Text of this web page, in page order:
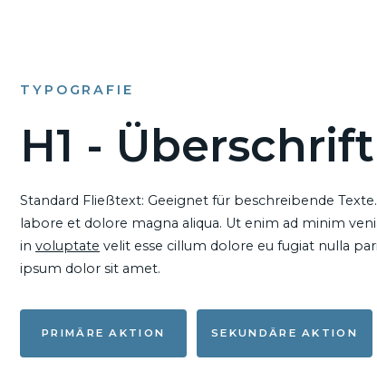
TYPOGRAFIE
H1 - Überschrift
Standard Fließtext: Geeignet für beschreibende Texte.
labore et dolore magna aliqua. Ut enim ad minim
in voluptate velit esse cillum dolore eu fugiat nulla
ipsum dolor sit amet.
PRIMÄRE AKTION SEKUNDÄRE AKTION